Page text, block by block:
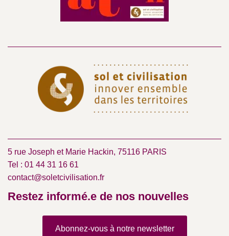
5 rue Joseph et Marie Hackin, 75116 PARIS
Tel : 01 44 31 16 61
contact@soletcivilisation.fr
Restez informé.e de nos nouvelles
Abonnez-vous à notre newsletter